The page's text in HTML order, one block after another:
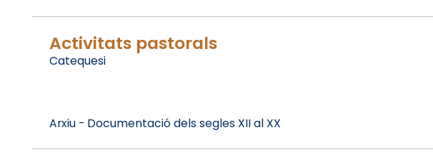
Activitats pastorals
Catequesi
Arxiu - Documentació dels segles XII al XX